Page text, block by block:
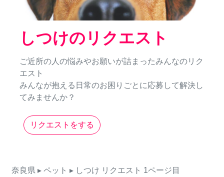
しつけのリクエスト
ご近所の人の悩みやお願いが詰まったみんなのリク
エスト
みんなが抱える日常のお困りごとに応募して解決し
てみませんか？
リクエストをする
奈良県 ▸ ペット ▸ しつけ リクエスト 1ページ目